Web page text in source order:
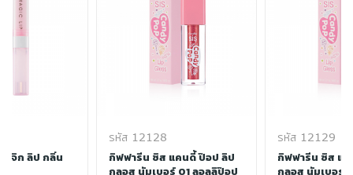
มจิก ลิป กลิ่น
รหัส 12128
กิฟฟารีน ซิส แคนดี้ ป๊อป ลิป
กลอส นัมเบอร์ 01 ลอลลิป๊อป
รหัส 12129
กิฟฟารีน ซิส แ
กลอส นัมเบอร์